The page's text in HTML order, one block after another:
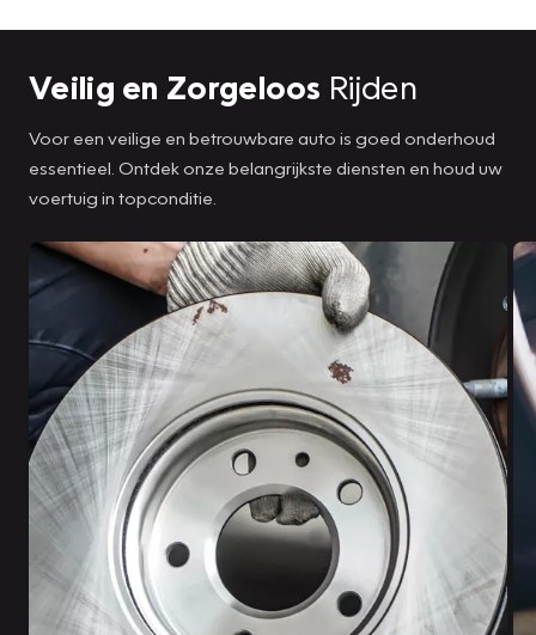
Veilig en Zorgeloos Rijden
Voor een veilige en betrouwbare auto is goed onderhoud
essentieel. Ontdek onze belangrijkste diensten en houd uw
voertuig in topconditie.